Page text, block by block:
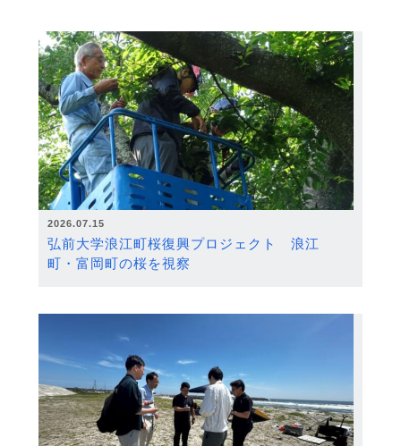
2026.07.15
弘前大学浪江町桜復興プロジェクト 浪江
町・富岡町の桜を視察